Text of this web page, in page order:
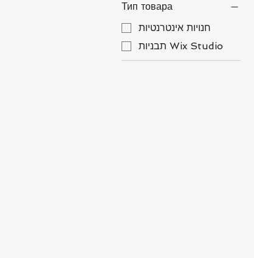
Тип товара
חנויות אינטרנטיות
תבניות Wix Studio